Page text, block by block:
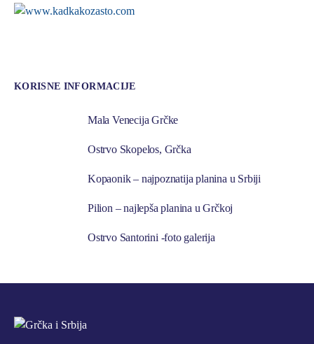
KORISNE INFORMACIJE
Mala Venecija Grčke
Ostrvo Skopelos, Grčka
Kopaonik – najpoznatija planina u Srbiji
Pilion – najlepša planina u Grčkoj
Ostrvo Santorini -foto galerija